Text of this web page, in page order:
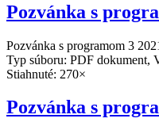
Pozvánka s
Pozvánka s programom 3
Typ súboru: PDF dokument,
Stiahnuté: 270×
Pozvánka s